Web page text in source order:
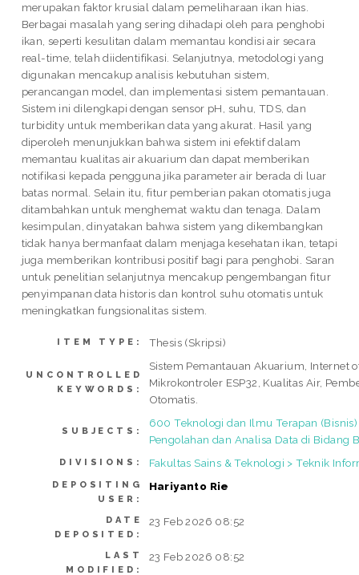
merupakan faktor krusial dalam pemeliharaan ikan hias.
Berbagai masalah yang sering dihadapi oleh para penghobi
ikan, seperti kesulitan dalam memantau kondisi air secara
real-time, telah diidentifikasi. Selanjutnya, metodologi yang
digunakan mencakup analisis kebutuhan sistem,
perancangan model, dan implementasi sistem pemantauan.
Sistem ini dilengkapi dengan sensor pH, suhu, TDS, dan
turbidity untuk memberikan data yang akurat. Hasil yang
diperoleh menunjukkan bahwa sistem ini efektif dalam
memantau kualitas air akuarium dan dapat memberikan
notifikasi kepada pengguna jika parameter air berada di luar
batas normal. Selain itu, fitur pemberian pakan otomatis juga
ditambahkan untuk menghemat waktu dan tenaga. Dalam
kesimpulan, dinyatakan bahwa sistem yang dikembangkan
tidak hanya bermanfaat dalam menjaga kesehatan ikan, tetapi
juga memberikan kontribusi positif bagi para penghobi. Saran
untuk penelitian selanjutnya mencakup pengembangan fitur
penyimpanan data historis dan kontrol suhu otomatis untuk
meningkatkan fungsionalitas sistem.
ITEM TYPE: Thesis (Skripsi)
UNCONTROLLED
KEYWORDS:
Sistem Pemantauan Akuarium, Internet
Mikrokontroler ESP32, Kualitas Air,
Otomatis.
SUBJECTS:
600 Teknologi dan Ilmu Terapan
Pengolahan dan Analisa Data di Bidang
DIVISIONS: Fakultas Sains & Teknologi > Teknik
DEPOSITING
USER:
Hariyanto Rie
DATE
DEPOSITED:
23 Feb 2026 08:52
LAST
MODIFIED:
23 Feb 2026 08:52